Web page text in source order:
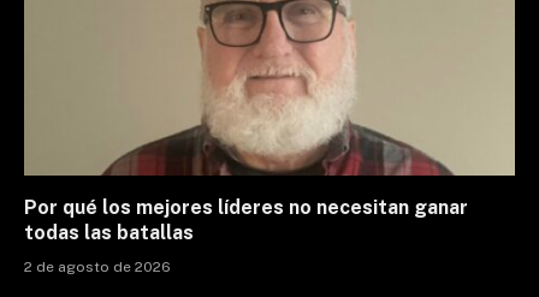
Por qué los mejores líderes no necesitan ganar
todas las batallas
2 de agosto de 2026